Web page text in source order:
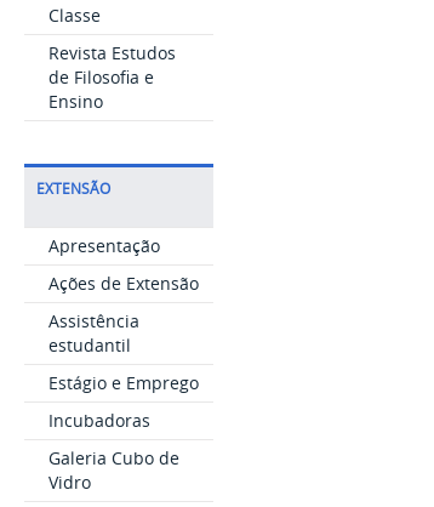
Classe
Revista Estudos
de Filosofia e
Ensino
EXTENSÃO
Apresentação
Ações de Extensão
Assistência
estudantil
Estágio e Emprego
Incubadoras
Galeria Cubo de
Vidro